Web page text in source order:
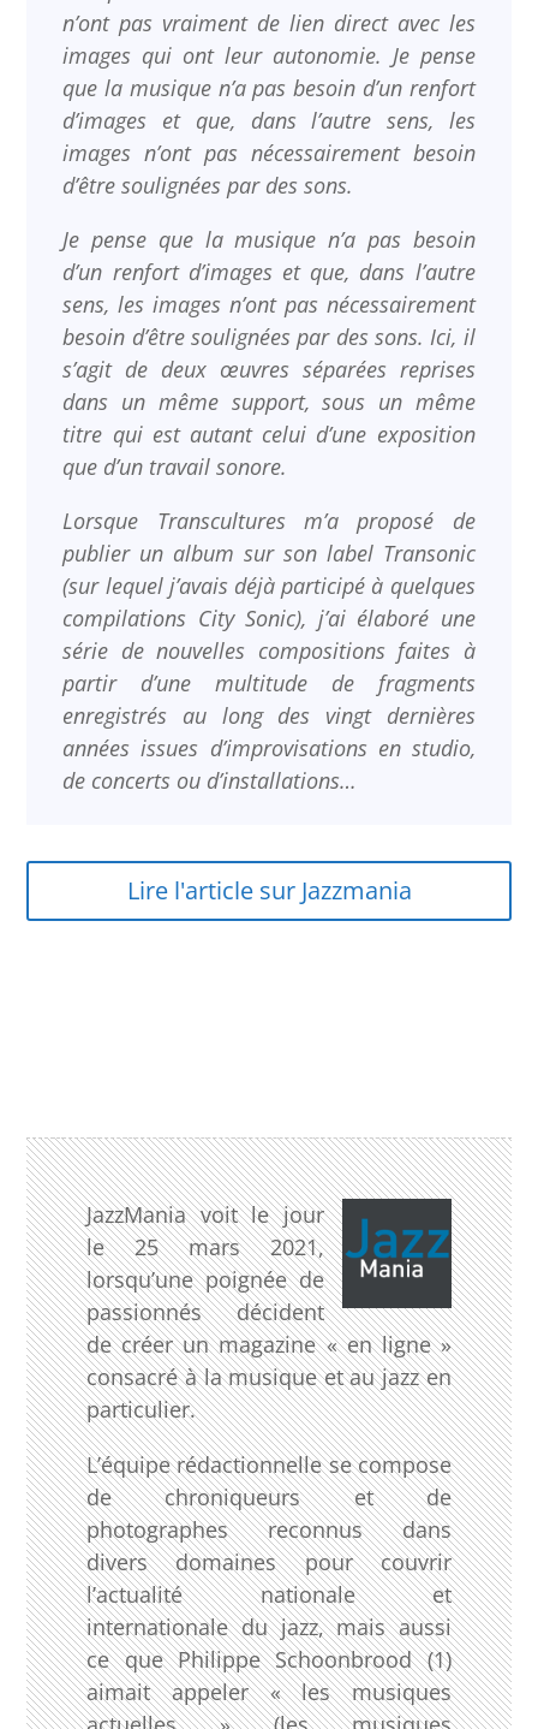
n’ont pas vraiment de lien direct avec les
images qui ont leur autonomie. Je pense
que la musique n’a pas besoin d’un renfort
d’images et que, dans l’autre sens, les
images n’ont pas nécessairement besoin
d’être soulignées par des sons.
Je pense que la musique n’a pas besoin
d’un renfort d’images et que, dans l’autre
sens, les images n’ont pas nécessairement
besoin d’être soulignées par des sons. Ici, il
s’agit de deux œuvres séparées reprises
dans un même support, sous un même
titre qui est autant celui d’une exposition
que d’un travail sonore.
Lorsque Transcultures m’a proposé de
publier un album sur son label Transonic
(sur lequel j’avais déjà participé à quelques
compilations City Sonic), j’ai élaboré une
série de nouvelles compositions faites à
partir d’une multitude de fragments
enregistrés au long des vingt dernières
années issues d’improvisations en studio,
de concerts ou d’installations…
Lire l'article sur Jazzmania
JazzMania voit le jour
le 25 mars 2021,
lorsqu’une poignée de
passionnés décident
de créer un magazine « en ligne »
consacré à la musique et au jazz en
particulier.
L’équipe rédactionnelle se compose
de chroniqueurs et de
photographes reconnus dans
divers domaines pour couvrir
l’actualité nationale et
internationale du jazz, mais aussi
ce que Philippe Schoonbrood(1)
aimait appeler « les musiques